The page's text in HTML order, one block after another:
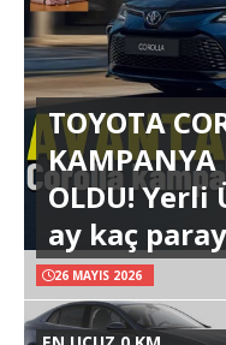
TOYOTA
KAMPANYA
OLDU!
ay kaç
26 MAYIS 2026